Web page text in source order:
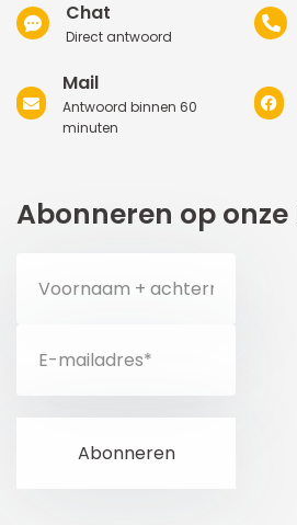
Chat
Direct antwoord
Mail
Antwoord binnen 60
minuten
Abonneren op